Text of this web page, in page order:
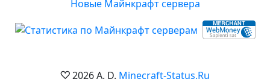
Новые Майнкрафт сервера
2026 A. D. Minecraft-Status.Ru